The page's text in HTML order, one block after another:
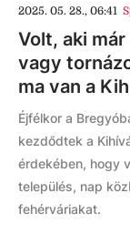
2025. 05. 28., 06:41
Volt, aki
vagy
ma van a
Éjfélkor a
kezdődtek a
érdekében, hogy
település, nap
fehérváriakat.